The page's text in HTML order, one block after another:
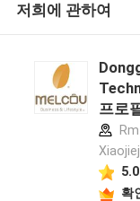
저희에 관하여
프로
5.0
확